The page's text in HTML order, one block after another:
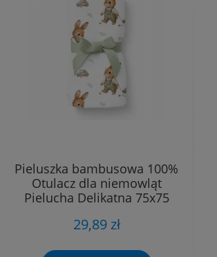
Pieluszka bambusowa 100%
Otulacz dla niemowląt
Pielucha Delikatna 75x75
29,89 zł